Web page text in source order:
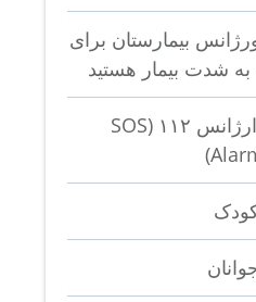
بیمارستان برای
شدت بیمار هستید
شماره ارژانس ۱۱۲ (SOS